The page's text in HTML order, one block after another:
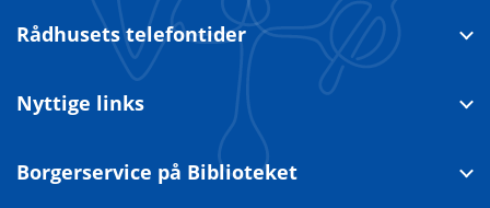
Rådhusets telefontider
Nyttige links
Borgerservice på Biblioteket